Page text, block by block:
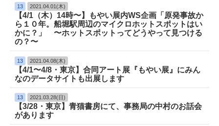
13 2021.04.01(木)
【4/1（木）14時〜】もやい展内WS企画「原発事故か
ら１０年。船堀駅周辺のマイクロホットスポットはい
かに？」 〜ホットスポットってどうやって見つける
の？〜
13 2021.04.08(木)
【4/1〜4/8・東京】合同アート展『もやい展』にみん
なのデータサイトも出展します
13 2021.03.28(日)
【3/28・東京】青猫書房にて、事務局の中村のお話会
があります